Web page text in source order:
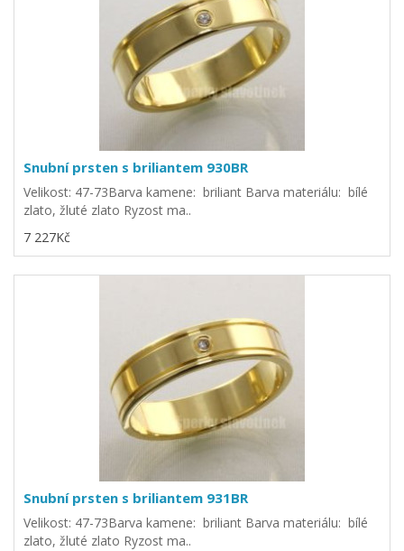
Snubní prsten s briliantem 930BR
Velikost: 47-73Barva kamene: briliant Barva materiálu: bílé
zlato, žluté zlato Ryzost ma..
7 227Kč
Snubní prsten s briliantem 931BR
Velikost: 47-73Barva kamene: briliant Barva materiálu: bílé
zlato, žluté zlato Ryzost ma..